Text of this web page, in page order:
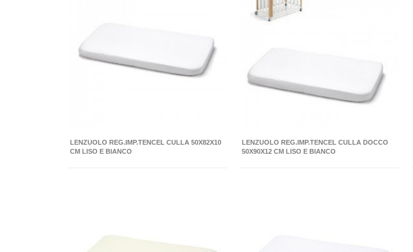
LENZUOLO REG.IMP.TENCEL CULLA 50X82X10
CM LISO E BIANCO
LENZUOLO REG.IMP.TENCEL CULLA DOCCO
50X90X12 CM LISO E BIANCO